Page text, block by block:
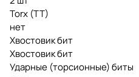
Torx (TT)
нет
Хвостовик бит
Хвостовик бит
Ударные (торсионные) биты